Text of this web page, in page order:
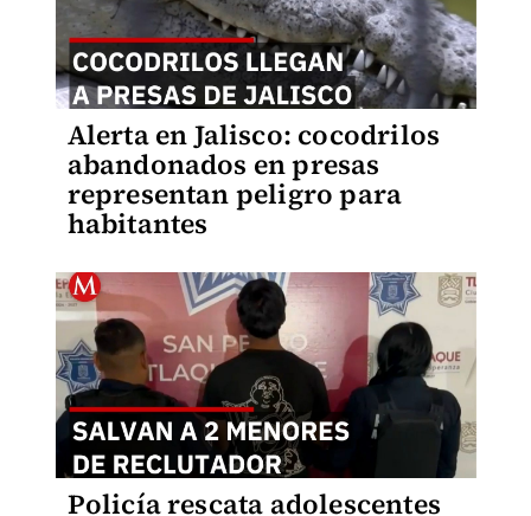
Alerta en Jalisco: cocodrilos
abandonados en presas
representan peligro para
habitantes
Policía rescata adolescentes